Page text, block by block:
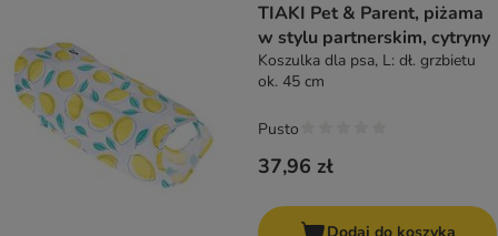
TIAKI Pet & Parent, piżama
w stylu partnerskim, cytryny
Koszulka dla psa, L: dł. grzbietu
ok. 45 cm
37,96 zł
Pusto